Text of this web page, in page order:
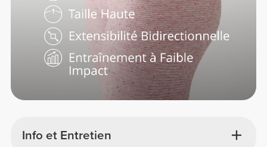
Info et Entretien